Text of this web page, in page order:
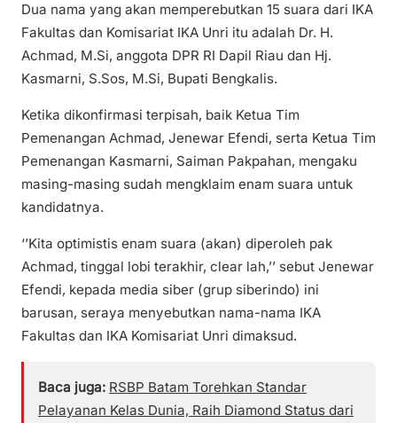
Dua nama yang akan memperebutkan 15 suara dari IKA
Fakultas dan Komisariat IKA Unri itu adalah Dr. H.
Achmad, M.Si, anggota DPR RI Dapil Riau dan Hj.
Kasmarni, S.Sos, M.Si, Bupati Bengkalis.
Ketika dikonfirmasi terpisah, baik Ketua Tim
Pemenangan Achmad, Jenewar Efendi, serta Ketua Tim
Pemenangan Kasmarni, Saiman Pakpahan, mengaku
masing-masing sudah mengklaim enam suara untuk
kandidatnya.
‘’Kita optimistis enam suara (akan) diperoleh pak
Achmad, tinggal lobi terakhir, clear lah,’’ sebut Jenewar
Efendi, kepada media siber (grup siberindo) ini
barusan, seraya menyebutkan nama-nama IKA
Fakultas dan IKA Komisariat Unri dimaksud.
Baca juga: RSBP Batam Torehkan Standar
Pelayanan Kelas Dunia, Raih Diamond Status dari